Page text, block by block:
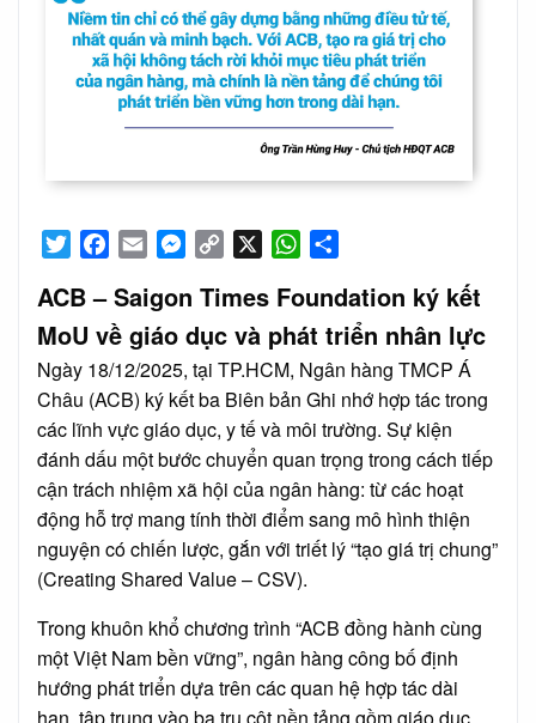
TwitterFacebook
Email Messenger
Copy
WhatsApp
ACB – Saigon Times Foundation ký kết
MoU về giáo dục và phát triển nhân lực
Ngày 18/12/2025, tại TP.HCM, Ngân hàng TMCP Á
Châu (ACB) ký kết ba Biên bản Ghi nhớ hợp tác trong
các lĩnh vực giáo dục, y tế và môi trường. Sự kiện
đánh dấu một bước chuyển quan trọng trong cách tiếp
cận trách nhiệm xã hội của ngân hàng: từ các hoạt
động hỗ trợ mang tính thời điểm sang mô hình thiện
nguyện có chiến lược, gắn với triết lý “tạo giá trị chung”
(Creating Shared Value – CSV).
Trong khuôn khổ chương trình “ACB đồng hành cùng
một Việt Nam bền vững”, ngân hàng công bố định
hướng phát triển dựa trên các quan hệ hợp tác dài